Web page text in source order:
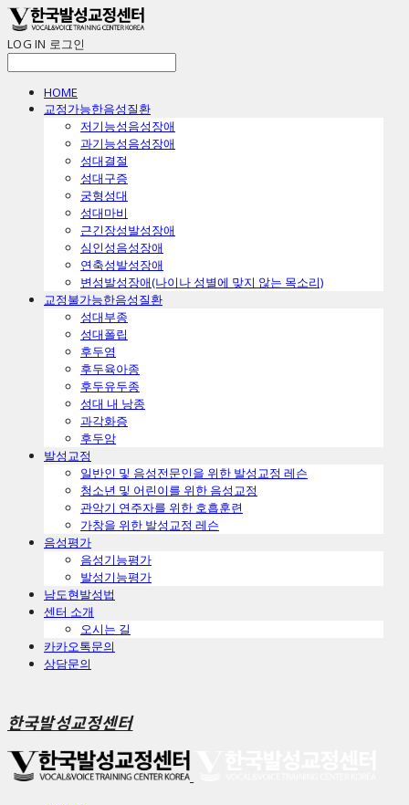
LOG IN 로그인
HOME
교정가능한음성질환
ㅤ저기능성음성장애
ㅤ과기능성음성장애
ㅤ성대결절
ㅤ성대구증
ㅤ궁형성대
ㅤ성대마비
ㅤ근긴장성발성장애
ㅤ심인성음성장애
ㅤ연축성발성장애
ㅤ변성발성장애(나이나 성별에 맞지 않는 목소리)
교정불가능한음성질환
ㅤ성대부종
ㅤ성대폴립
ㅤ후두염
ㅤ후두육아종
ㅤ후두유두종
ㅤ성대 내 낭종
ㅤ과각화증
ㅤ후두암
발성교정
일반인 및 음성전문인을 위한 발성교정 레슨
청소년 및 어린이를 위한 음성교정
관악기 연주자를 위한 호흡훈련
가창을 위한 발성교정 레슨
음성평가
음성기능평가
발성기능평가
남도현발성법
센터 소개
오시는 길
카카오톡문의
상담문의
한국발성교정센터